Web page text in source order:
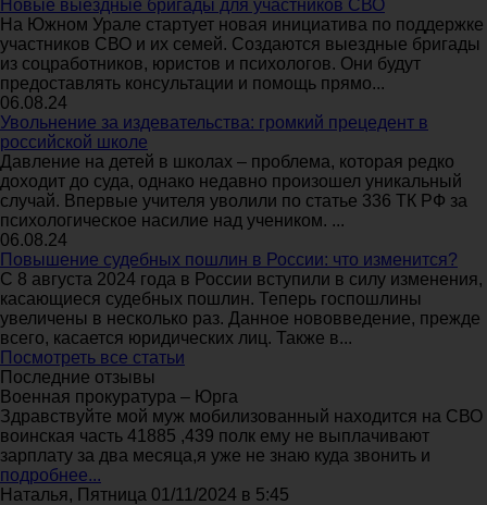
Новые выездные бригады для участников СВО
На Южном Урале стартует новая инициатива по поддержке
участников СВО и их семей. Создаются выездные бригады
из соцработников, юристов и психологов. Они будут
предоставлять консультации и помощь прямо...
06.08.24
Увольнение за издевательства: громкий прецедент в
российской школе
Давление на детей в школах – проблема, которая редко
доходит до суда, однако недавно произошел уникальный
случай. Впервые учителя уволили по статье 336 ТК РФ за
психологическое насилие над учеником. ...
06.08.24
Повышение судебных пошлин в России: что изменится?
С 8 августа 2024 года в России вступили в силу изменения,
касающиеся судебных пошлин. Теперь госпошлины
увеличены в несколько раз. Данное нововведение, прежде
всего, касается юридических лиц. Также в...
Посмотреть все статьи
Последние отзывы
Военная прокуратура – Юрга
Здравствуйте мой муж мобилизованный находится на СВО
воинская часть 41885 ,439 полк ему не выплачивают
зарплату за два месяца,я уже не знаю куда звонить и
подробнее...
Наталья, Пятница 01/11/2024 в 5:45